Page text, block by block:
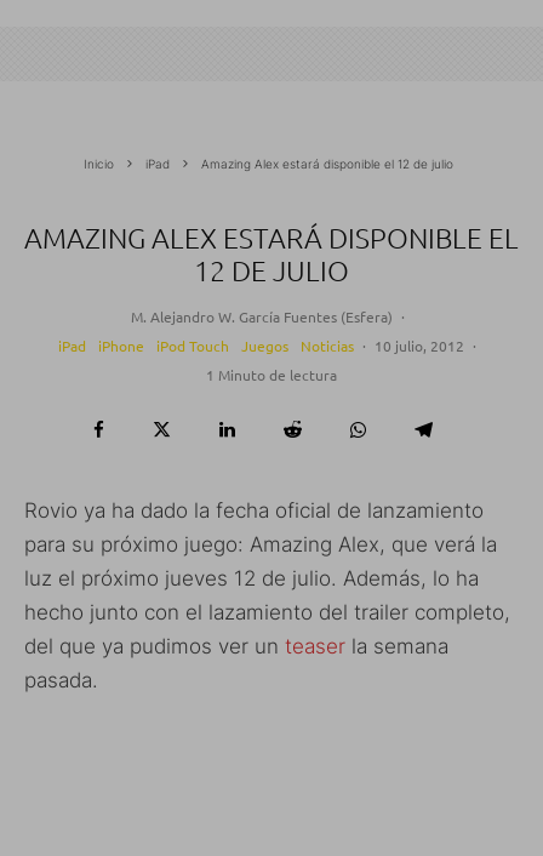
Inicio iPad Amazing Alex estará disponible el 12 de julio
AMAZING ALEX ESTARÁ DISPONIBLE EL
12 DE JULIO
M. Alejandro W. García Fuentes (Esfera) ·
iPad
iPhone iPod Touch Juegos Noticias · 10 julio, 2012 ·
1 Minuto de lectura
Rovio ya ha dado la fecha oficial de lanzamiento
para su próximo juego: Amazing Alex, que verá la
luz el próximo jueves 12 de julio. Además, lo ha
hecho junto con el lazamiento del trailer completo,
del que ya pudimos ver un teaser la semana
pasada.